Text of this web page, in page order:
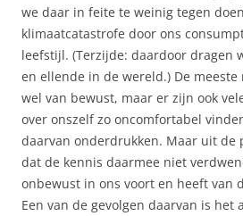
we daar in feite te weinig tegen
klimaatcatastrofe door ons
leefstijl. (Terzijde: daardoor dragen
en ellende in de wereld.) De
wel van bewust, maar er zijn ook
over onszelf zo oncomfortabel
daarvan onderdrukken. Maar uit de
dat de kennis daarmee niet
onbewust in ons voort en heeft van
Een van de gevolgen daarvan is het